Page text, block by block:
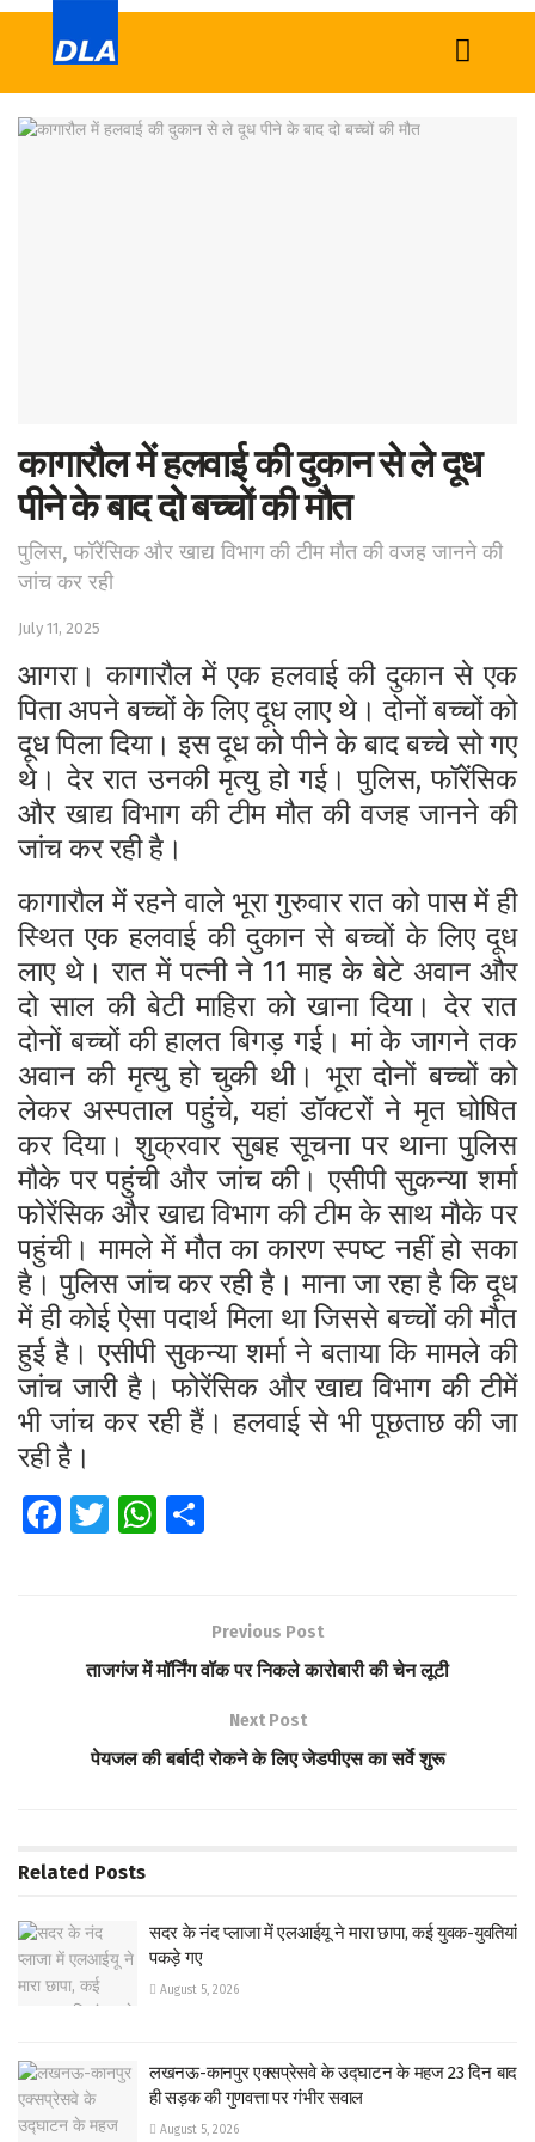
कागारौल में हलवाई की दुकान से ले दूध
पीने के बाद दो बच्चों की मौत
पुलिस, फॉरेंसिक और खाद्य विभाग की टीम मौत की वजह जानने की
जांच कर रही
July 11, 2025
आगरा। कागारौल में एक हलवाई की दुकान से एक
पिता अपने बच्चों के लिए दूध लाए थे। दोनों बच्चों को
दूध पिला दिया। इस दूध को पीने के बाद बच्चे सो गए
थे। देर रात उनकी मृत्यु हो गई। पुलिस, फॉरेंसिक
और खाद्य विभाग की टीम मौत की वजह जानने की
जांच कर रही है।
कागारौल में रहने वाले भूरा गुरुवार रात को पास में ही
स्थित एक हलवाई की दुकान से बच्चों के लिए दूध
लाए थे। रात में पत्नी ने 11 माह के बेटे अवान और
दो साल की बेटी माहिरा को खाना दिया। देर रात
दोनों बच्चों की हालत बिगड़ गई। मां के जागने तक
अवान की मृत्यु हो चुकी थी। भूरा दोनों बच्चों को
लेकर अस्पताल पहुंचे, यहां डॉक्टरों ने मृत घोषित
कर दिया। शुक्रवार सुबह सूचना पर थाना पुलिस
मौके पर पहुंची और जांच की।एसीपी सुकन्या शर्मा
फोरेंसिक और खाद्य विभाग की टीम के साथ मौके पर
पहुंची। मामले में मौत का कारण स्पष्ट नहीं हो सका
है। पुलिस जांच कर रही है। माना जा रहा है कि दूध
में ही कोई ऐसा पदार्थ मिला था जिससे बच्चों की मौत
हुई है।एसीपी सुकन्या शर्मा ने बताया कि मामले की
जांच जारी है। फोरेंसिक और खाद्य विभाग की टीमें
भी जांच कर रही हैं। हलवाई से भी पूछताछ की जा
रही है।
Fa T
W
A
p
e
Previous Post
ताजगंज में मॉर्निंग वॉक पर निकले कारोबारी की चेन लूटी
Next Post
पेयजल की बर्बादी रोकने के लिए जेडपीएस का सर्वे शुरू
Related Posts
सदर के नंद प्लाजा में एलआईयू ने मारा छापा, कई युवक-युवतियां
पकड़े गए
August 5, 2026
लखनऊ-कानपुर एक्सप्रेसवे के उद्घाटन के महज 23 दिन बाद
ही सड़क की गुणवत्ता पर गंभीर सवाल
August 5, 2026
Home
World